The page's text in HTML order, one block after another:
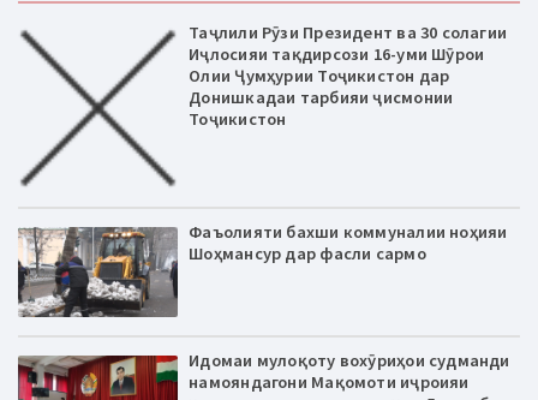
Таҷлили Рӯзи Президент ва 30 солагии
Иҷлосияи тақдирсози 16-уми Шӯрои
Олии Ҷумҳурии Тоҷикистон дар
Донишкадаи тарбияи ҷисмонии
Тоҷикистон
Фаъолияти бахши коммуналии ноҳияи
Шоҳмансур дар фасли сармо
Идомаи мулоқоту вохӯриҳои судманди
намояндагони Мақомоти иҷроияи